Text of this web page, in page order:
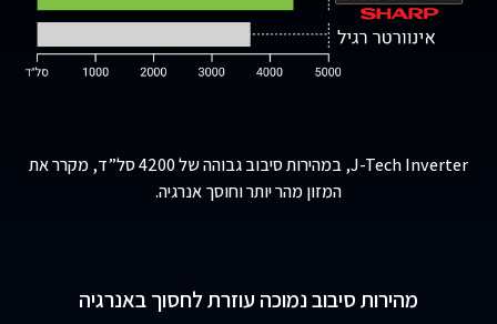
J-TechInverter
, במהירות סיבוב גבוהה של 4200 סל”ד, מקרר את
המזון מהר יותר וחוסך אנרגיה.
מהירות סיבוב נמוכה עוזרת לחסוך באנרגיה